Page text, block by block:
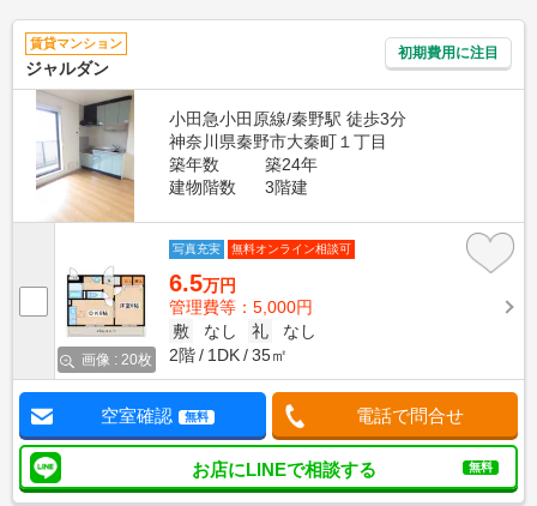
賃貸マンション
ジャルダン
初期費用に注目
小田急小田原線/秦野駅 徒歩3分
神奈川県秦野市大秦町１丁目
築年数
築24年
建物階数
3階建
画像 : 20枚
写真充実 無料オンライン相談可
6.5万円
管理費等：5,000円
敷
なし 礼
なし
2階
1DK 35㎡
空室確認 無料 電話で問合せ
お店にLINEで相談する 無料